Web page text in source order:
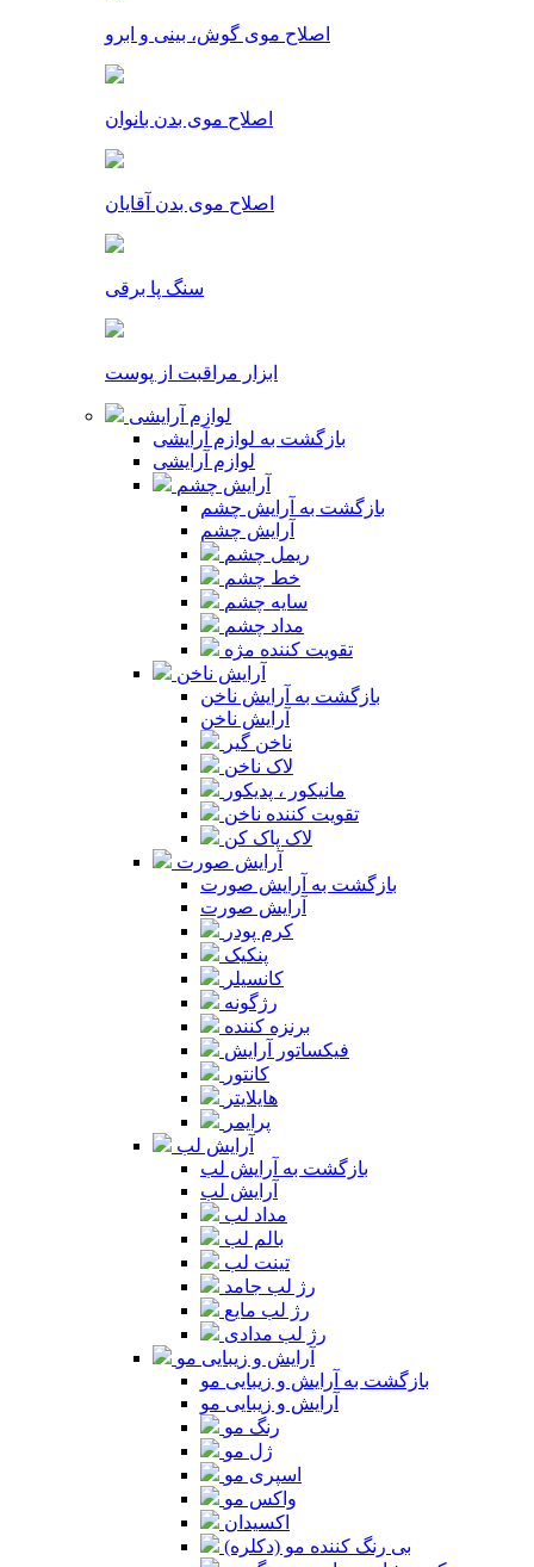
اصلاح موی گوش، بینی و ابرو
اصلاح موی بدن بانوان
اصلاح موی بدن آقایان
سنگ پا برقی
ابزار مراقبت از پوست
لوازم آرایشی
بازگشت به لوازم آرایشی
لوازم آرایشی
آرایش چشم
بازگشت به آرایش چشم
آرایش چشم
ریمل چشم
خط چشم
سایه چشم
مداد چشم
تقویت کننده مژه
آرایش ناخن
بازگشت به آرایش ناخن
آرایش ناخن
ناخن گیر
لاک ناخن
مانیکور ، پدیکور
تقویت کننده ناخن
لاک پاک کن
آرایش صورت
بازگشت به آرایش صورت
آرایش صورت
کرم پودر
پنکیک
کانسیلر
رژگونه
برنزه کننده
فیکساتور آرایش
کانتور
هایلایتر
پرایمر
آرایش لب
بازگشت به آرایش لب
آرایش لب
مداد لب
بالم لب
تینت لب
رژ لب جامد
رژ لب مایع
رژ لب مدادی
آرایش و زیبایی مو
بازگشت به آرایش و زیبایی مو
آرایش و زیبایی مو
رنگ مو
ژل مو
اسپری مو
واکس مو
اکسیدان
بی رنگ کننده مو (دکلره)